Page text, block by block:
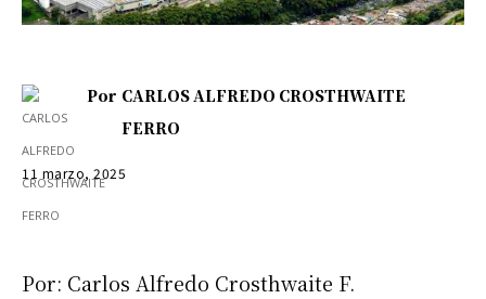
Por CARLOS ALFREDO CROSTHWAITE
FERRO
11 marzo, 2025
Por: Carlos Alfredo Crosthwaite F.